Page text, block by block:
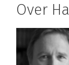
Over